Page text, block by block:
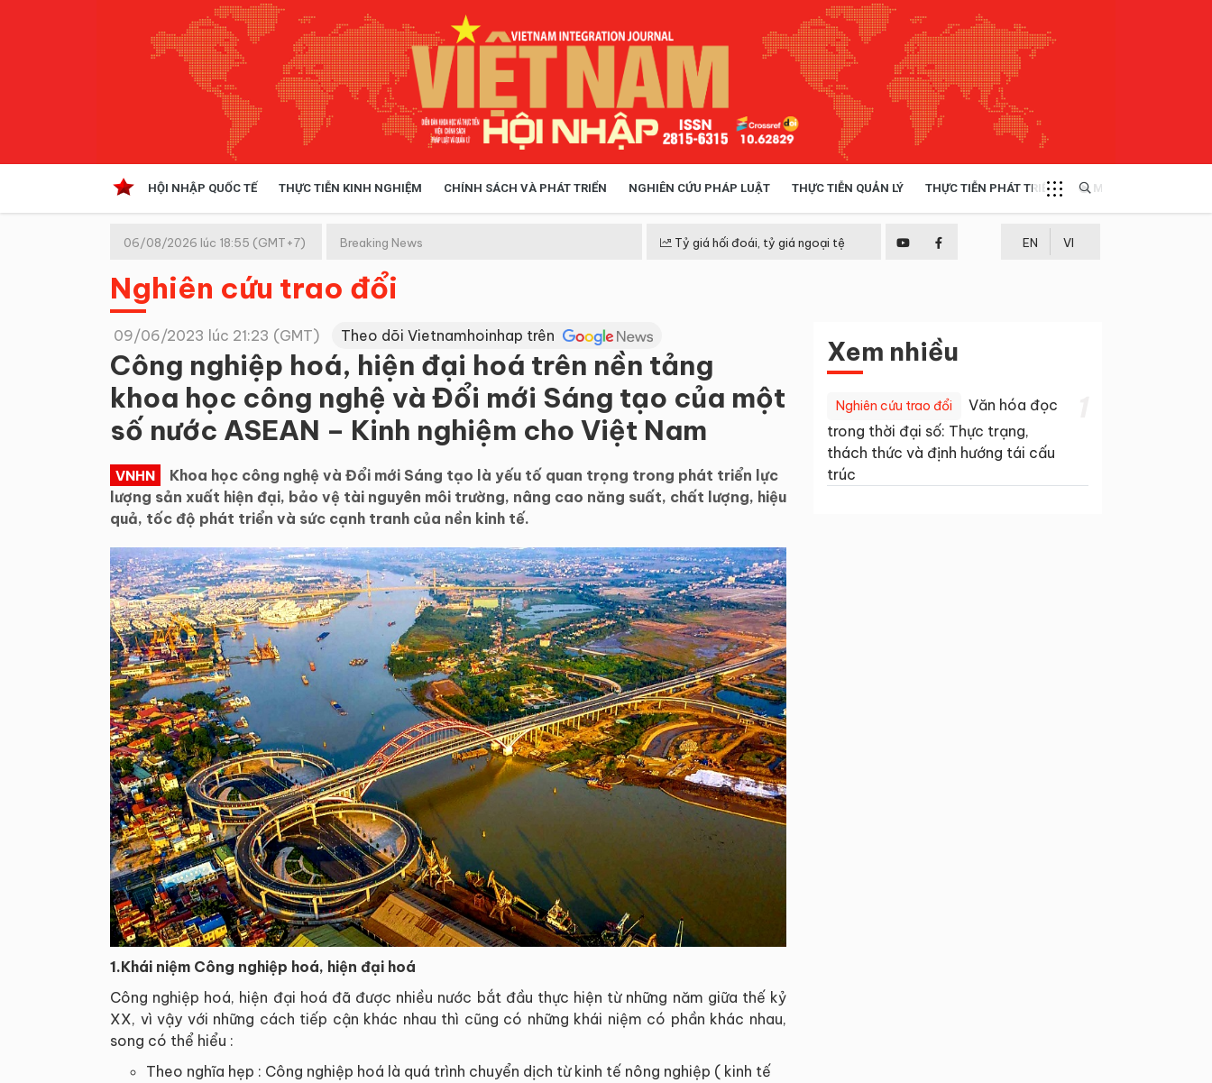
HỘI NHẬP QUỐC TẾ THỰC TIỄN KINH NGHIỆM CHÍNH SÁCH VÀ PHÁT TRIỂN NGHIÊN CỨU PHÁP LUẬT THỰC TIỄN QUẢN LÝ THỰC TIỄN PHÁT TRIỂN MULTIMEDIA
Kinh tế hội nhập
Doanh nghiệp
06/08/2026 lúc 18:55 (GMT+7) Breaking News Tỷ giá hối đoái, tỷ giá ngoại tệ EN VI
Nghiên cứu trao đổi
09/06/2023 lúc 21:23 (GMT) Theo dõi Vietnamhoinhap trên
Công nghiệp hoá, hiện đại hoá trên nền tảng
khoa học công nghệ và Đổi mới Sáng tạo của một
số nước ASEAN – Kinh nghiệm cho Việt Nam
VNHN
Khoa học công nghệ và Đổi mới Sáng tạo là yếu tố quan trọng trong phát triển lực
lượng sản xuất hiện đại, bảo vệ tài nguyên môi trường, nâng cao năng suất, chất lượng, hiệu
quả, tốc độ phát triển và sức cạnh tranh của nền kinh tế.
1.Khái niệm Công nghiệp hoá, hiện đại hoá
Công nghiệp hoá, hiện đại hoá đã được nhiều nước bắt đầu thực hiện từ những năm giữa thế kỷ
XX, vì vậy với những cách tiếp cận khác nhau thì cũng có những khái niệm có phần khác nhau,
song có thể hiểu :
Theo nghĩa hẹp : Công nghiệp hoá là quá trình chuyển dịch từ kinh tế nông nghiệp ( kinh tế
Xem nhiều
Nghiên cứu trao đổi
Văn hóa đọc
trong thời đại số: Thực trạng,
thách thức và định hướng tái cấu
trúc